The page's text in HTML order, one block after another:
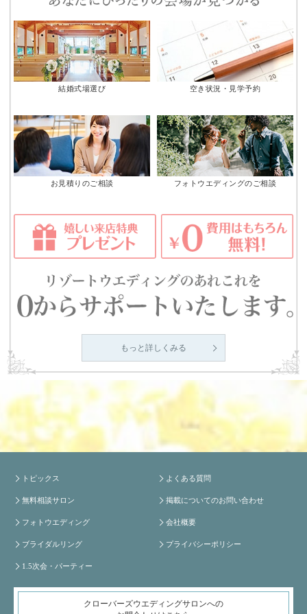
結婚式場選び 空き状況・見学予約
お見積りのご相談 フォトウエディングのご相談
もっと詳しくみる
トピックス
無料相談サロン
フォトウエディング
ブライダルリング
1.5次会・パーティー
よくある質問
掲載についてのお問い合わせ
会社概要
プライバシーポリシー
クローバーズウエディングサロンへの